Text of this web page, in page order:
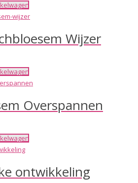
Wijzer
Overspannen
ontwikkeling